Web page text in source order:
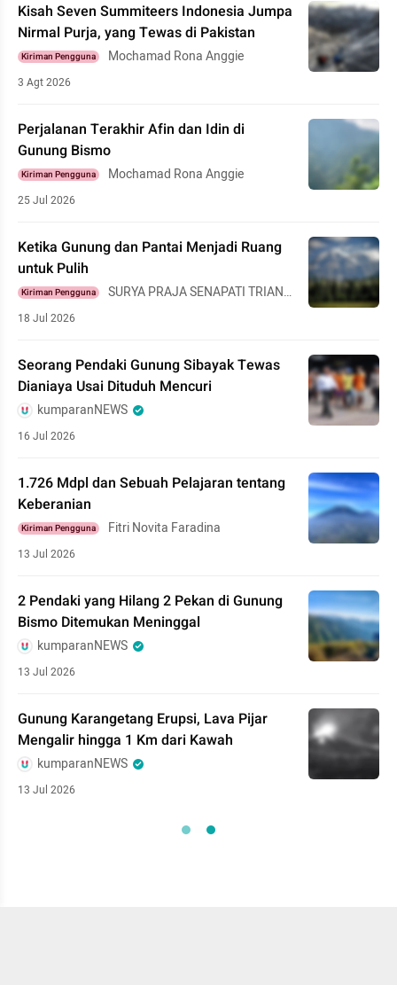
Kisah Seven Summiteers Indonesia Jumpa
Nirmal Purja, yang Tewas di Pakistan
Kiriman Pengguna Mochamad Rona Anggie
3 Agt 2026
Perjalanan Terakhir Afin dan Idin di
Gunung Bismo
Kiriman Pengguna Mochamad Rona Anggie
25 Jul 2026
Ketika Gunung dan Pantai Menjadi Ruang
untuk Pulih
Kiriman Pengguna
SURYA PRAJA SENAPATI TRIANG
18 Jul 2026
Seorang Pendaki Gunung Sibayak Tewas
Dianiaya Usai Dituduh Mencuri
kumparanNEWS
16 Jul 2026
1.726 Mdpl dan Sebuah Pelajaran tentang
Keberanian
Kiriman Pengguna Fitri Novita Faradina
13 Jul 2026
2 Pendaki yang Hilang 2 Pekan di Gunung
Bismo Ditemukan Meninggal
kumparanNEWS
13 Jul 2026
Gunung Karangetang Erupsi, Lava Pijar
Mengalir hingga 1 Km dari Kawah
kumparanNEWS
13 Jul 2026